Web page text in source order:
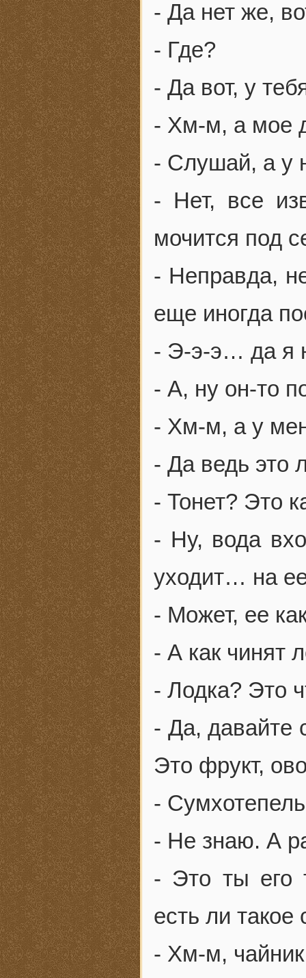
- Да нет же,
- Где?
- Да вот, у
- Хм-м, а мое
- Слушай, а у
- Нет, все
мочится под
- Неправда,
еще иногда
- Э-э-э… да я
- А, ну он-то
- Хм-м, а у
- Да ведь это
- Тонет? Это
- Ну, вода
уходит… на
- Может, ее
- А как чинят
- Лодка? Это
- Да, давайте
Это фрукт,
-
- Не знаю. А
- Это ты его
есть ли такое
- Хм-м,